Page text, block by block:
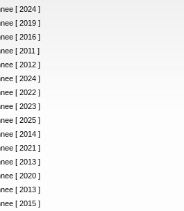
[ 2024 ]
[ 2019 ]
[ 2016 ]
[ 2011 ]
[ 2012 ]
[ 2024 ]
[ 2022 ]
[ 2023 ]
[ 2025 ]
[ 2014 ]
[ 2021 ]
[ 2013 ]
[ 2020 ]
[ 2013 ]
[ 2015 ]